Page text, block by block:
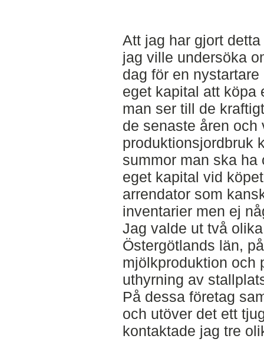
Att jag har gjort
jag ville undersöka
dag för en
eget kapital att köpa
man ser till de
de senaste åren och
produktionsjordbruk
summor man ska ha
eget kapital vid
arrendator som
inventarier men ej
Jag valde ut två
Östergötlands län,
mjölkproduktion och
uthyrning av
På dessa företag
och utöver det ett
kontaktade jag tre